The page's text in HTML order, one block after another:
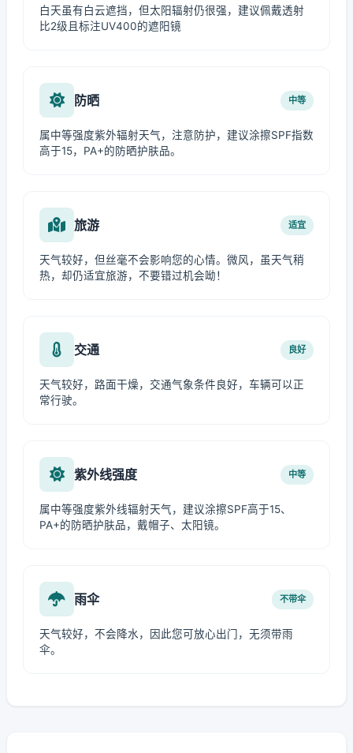
白天虽有白云遮挡，但太阳辐射仍很强，建议佩戴透射
比2级且标注UV400的遮阳镜
防晒 中等
属中等强度紫外辐射天气，注意防护，建议涂擦SPF指数
高于15，PA+的防晒护肤品。
旅游 适宜
天气较好，但丝毫不会影响您的心情。微风，虽天气稍
热，却仍适宜旅游，不要错过机会呦！
交通 良好
天气较好，路面干燥，交通气象条件良好，车辆可以正
常行驶。
紫外线强度 中等
属中等强度紫外线辐射天气，建议涂擦SPF高于15、
PA+的防晒护肤品，戴帽子、太阳镜。
雨伞 不带伞
天气较好，不会降水，因此您可放心出门，无须带雨
伞。